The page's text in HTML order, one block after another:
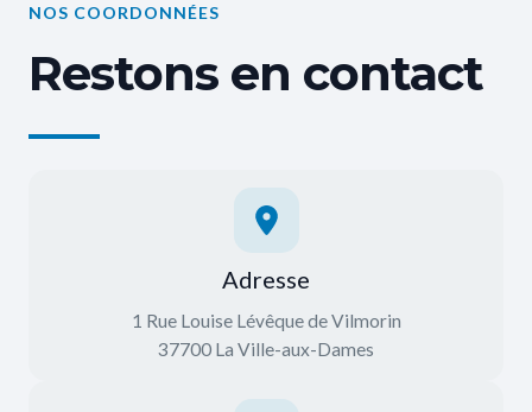
NOS COORDONNÉES
Restons en contact
Adresse
1 Rue Louise Lévêque de Vilmorin
37700 La Ville-aux-Dames